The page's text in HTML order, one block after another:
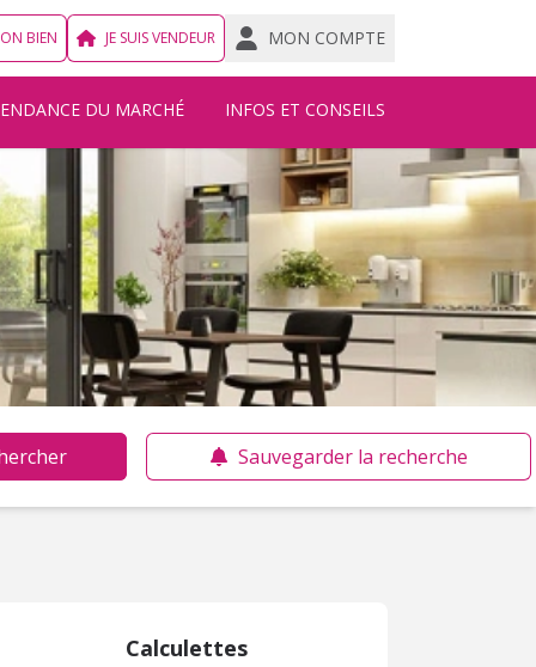
BIEN JE SUIS VENDEUR MON COMPTE
DU MARCHÉ INFOS ET CONSEILS
Sauvegarder la recherche
Calculettes